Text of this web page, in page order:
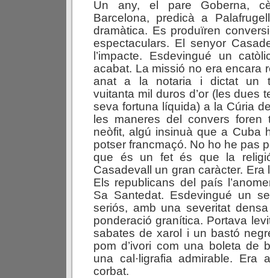
Un any, el pare Goberna,
Barcelona, predicà a
dramàtica. Es produïren
espectaculars. El senyor
l’impacte. Esdevingué un
acabat. La missió no era encara
anat a la notaria i dictat un
vuitanta mil duros d’or (les dues
seva fortuna líquida) a la Cúria
les maneres del convers foren
neòfit, algú insinuà que a Cuba
potser francmaçó. No ho he pas
que és un fet és que la
Casadevall un gran caràcter. Era
Els republicans del país
Sa Santedat. Esdevingué un
seriós, amb una severitat
ponderació granítica. Portava
sabates de xarol i un bastó
pom d’ivori com una boleta de
una cal·ligrafia admirable. Era
corbat.